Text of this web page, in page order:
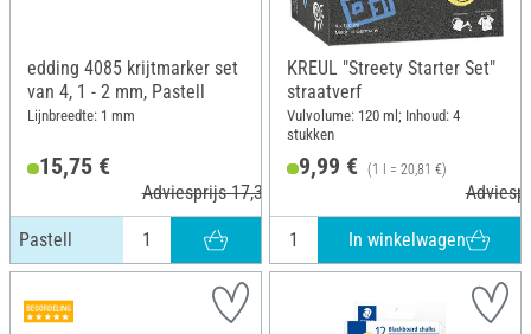
edding 4085 krijtmarker set
van 4, 1 - 2 mm, Pastell
Lijnbreedte: 1 mm
15,75 €
Adviesprijs 17,39 €
Pastell
KREUL "Streety Starter Set"
straatverf
Vulvolume: 120 ml; Inhoud: 4
stukken
9,99 € (1 l = 20,81 €)
In winkelwagen